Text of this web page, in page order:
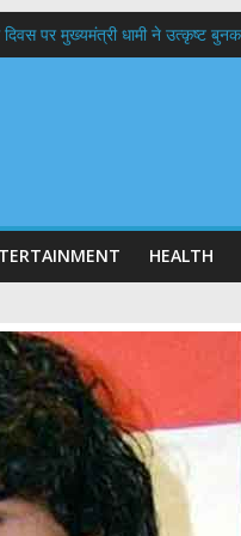
दिवस पर मुख्यमंत्री धामी ने उत्कृष्ट
क्षत्रिय कल्याण समिति की
HEALTH